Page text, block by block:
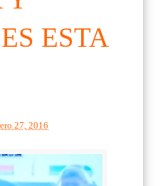
ESTA
27, 2016